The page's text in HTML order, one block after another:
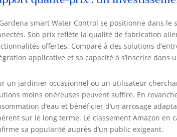
smart Water Control se positionne dans
Son prix reflète la qualité de fabrication
offertes. Comparé à des solutions
applicative et sa capacité à s’inscrire dans
un jardinier occasionnel ou un utilisateur
moins onéreuses peuvent suffire. En
d’eau et bénéficier d’un arrosage
sur le long terme. Le classement Amazon en
sa popularité auprès d’un public exigeant.